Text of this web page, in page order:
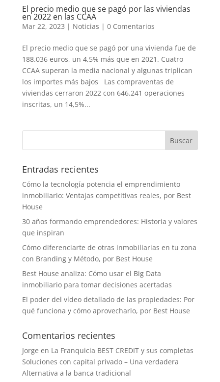
El precio medio que se pagó por las viviendas
en 2022 en las CCAA
Mar 22, 2023 | Noticias | 0 Comentarios
El precio medio que se pagó por una vivienda fue de
188.036 euros, un 4,5% más que en 2021. Cuatro
CCAA superan la media nacional y algunas triplican
los importes más bajos Las compraventas de
viviendas cerraron 2022 con 646.241 operaciones
inscritas, un 14,5%...
Entradas recientes
Cómo la tecnología potencia el emprendimiento
inmobiliario: Ventajas competitivas reales, por Best
House
30 años formando emprendedores: Historia y valores
que inspiran
Cómo diferenciarte de otras inmobiliarias en tu zona
con Branding y Método, por Best House
Best House analiza: Cómo usar el Big Data
inmobiliario para tomar decisiones acertadas
El poder del vídeo detallado de las propiedades: Por
qué funciona y cómo aprovecharlo, por Best House
Comentarios recientes
Jorge en La Franquicia BEST CREDIT y sus completas
Soluciones con capital privado – Una verdadera
Alternativa a la banca tradicional